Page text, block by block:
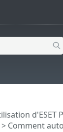
d'ESET
Comment